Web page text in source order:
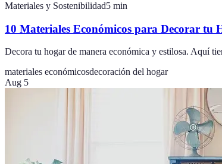
Materiales y Sostenibilidad5 min
10 Materiales Económicos para Decorar tu
Decora tu hogar de manera económica y estilosa. Aquí
materiales económicosdecoración del hogar
Aug 5